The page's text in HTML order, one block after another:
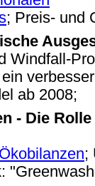
; Preis- und
Windfall-
ab 2008;
- Die
Ökobilanzen;